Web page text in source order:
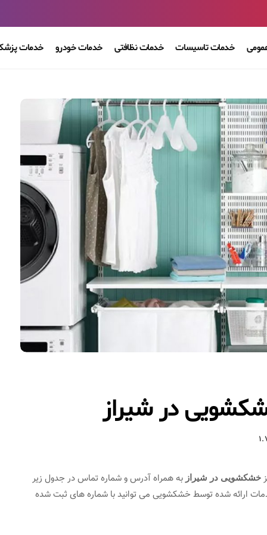
خدمات تاسیسات خدمات نظافتی خدمات خودرو خدمات
در شیراز
خشکشویی در شیراز به همراه آدرس و شماره تماس در جدول زیر
ارائه شده توسط خشکشویی می توانید با شماره های ثبت شده